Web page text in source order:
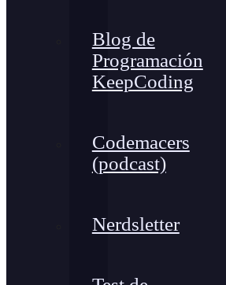
Blog de
Programación
KeepCoding
Codemacers
(podcast)
Nerdsletter